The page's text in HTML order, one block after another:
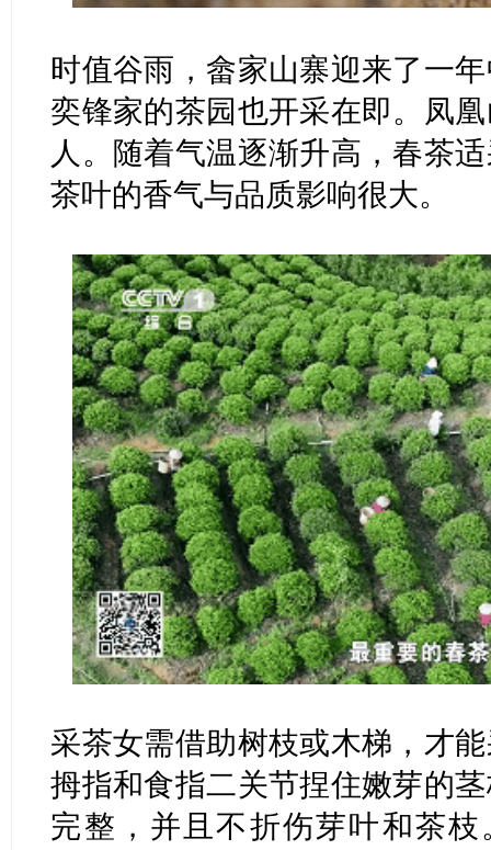
时值谷雨，畲家山寨迎来了一
奕锋家的茶园也开采在即。凤
人。随着气温逐渐升高，春茶
茶叶的香气与品质影响很大。
采茶女需借助树枝或木梯，才
拇指和食指二关节捏住嫩芽的
完整，并且不折伤芽叶和茶